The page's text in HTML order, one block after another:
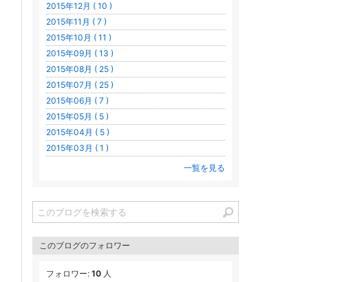
2015年12月 ( 10 )
2015年11月 ( 7 )
2015年10月 ( 11 )
2015年09月 ( 13 )
2015年08月 ( 25 )
2015年07月 ( 25 )
2015年06月 ( 7 )
2015年05月 ( 5 )
2015年04月 ( 5 )
2015年03月 ( 1 )
一覧を見る
このブログのフォロワー
フォロワー: 10 人